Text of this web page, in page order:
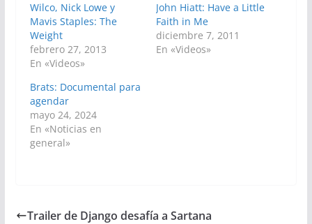
Wilco, Nick Lowe y
Mavis Staples: The
Weight
febrero 27, 2013
En «Videos»
John Hiatt: Have a Little
Faith in Me
diciembre 7, 2011
En «Videos»
Brats: Documental para
agendar
mayo 24, 2024
En «Noticias en
general»
Trailer de Django desafía a Sartana